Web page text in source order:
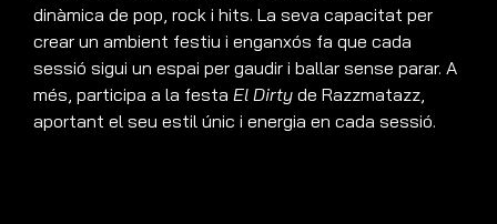
dinàmica de pop, rock i hits. La seva capacitat per
crear un ambient festiu i enganxós fa que cada
sessió sigui un espai per gaudir i ballar sense parar. A
més, participa a la festa El Dirty de Razzmatazz,
aportant el seu estil únic i energia en cada sessió.